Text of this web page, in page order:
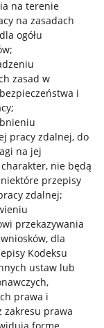
na terenie
na zasadach
ogółu
zasad w
i
pracy zdalnej, do
na jej
nie będą
przepisy
zdalnej;
przekazywania
dla
Kodeksu
ustaw lub
prawa i
zakresu prawa